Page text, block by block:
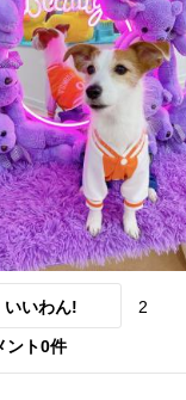
いいわん! 2
ント0件